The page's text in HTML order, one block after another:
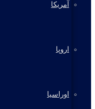
آمریکا
اروپا
اوراسیا